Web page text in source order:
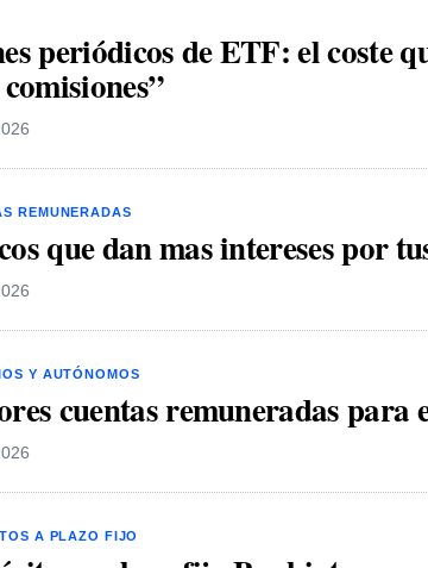
periódicos de ETF: el coste
REMUNERADAS
que dan mas intereses por
Y AUTÓNOMOS
cuentas remuneradas para
A PLAZO FIJO